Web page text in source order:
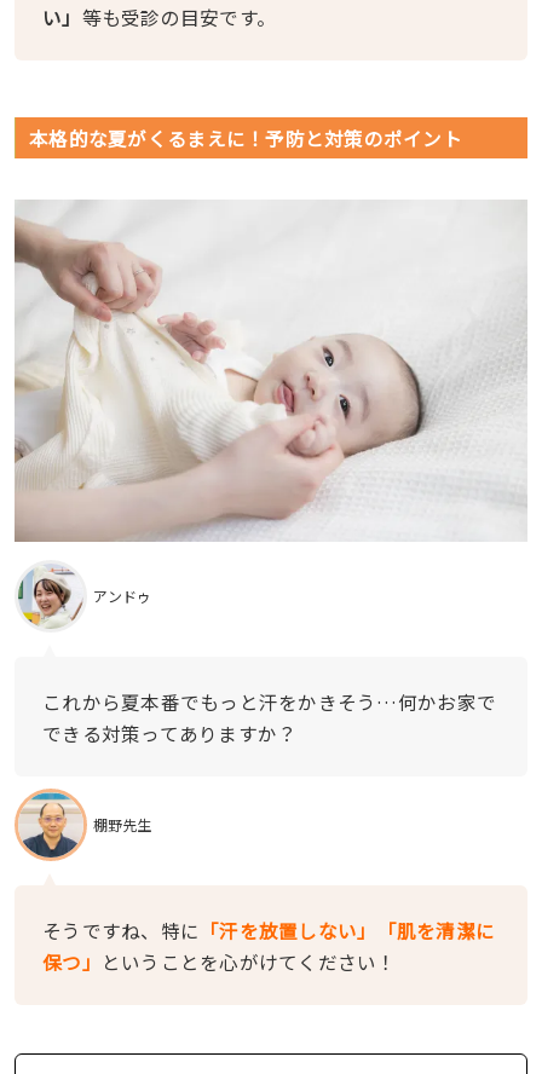
い」 等も受診の目安です。
本格的な夏がくるまえに！予防と対策のポイント
アンドゥ
これから夏本番でもっと汗をかきそう…何かお家で
できる対策ってありますか？
棚野先生
そうですね、特に 「汗を放置しない」「肌を清潔に
保つ」 ということを心がけてください！